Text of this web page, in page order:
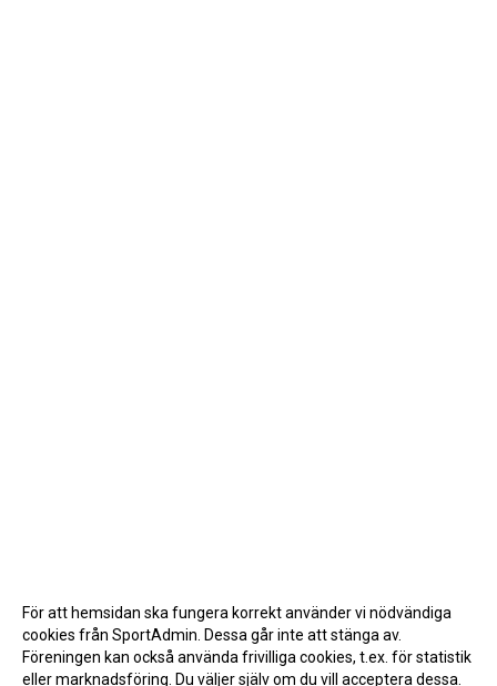
För att hemsidan ska fungera korrekt använder vi nödvändiga
cookies från SportAdmin. Dessa går inte att stänga av.
Föreningen kan också använda frivilliga cookies, t.ex. för statistik
eller marknadsföring. Du väljer själv om du vill acceptera dessa.